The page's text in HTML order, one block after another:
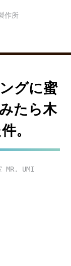
グに蜜
たら木
。
MR. UMI